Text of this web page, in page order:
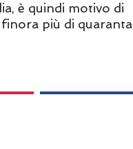
è quindi motivo di
più di quaranta